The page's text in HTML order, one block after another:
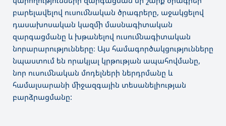
բարելավելով ուսումնական ծրագրերը, աջակցելով
դասախոսական կազմի մասնագիտական
զարգացմանը և խթանելով ուսումնագիտական
նորարարությունները։ Այս համագործակցությունները
նպաստում են որակյալ կրթության ապահովմանը,
նոր ուսումնական մոդելների ներդրմանը և
համալսարանի միջազգային տեսանելիության
բարձրացմանը: